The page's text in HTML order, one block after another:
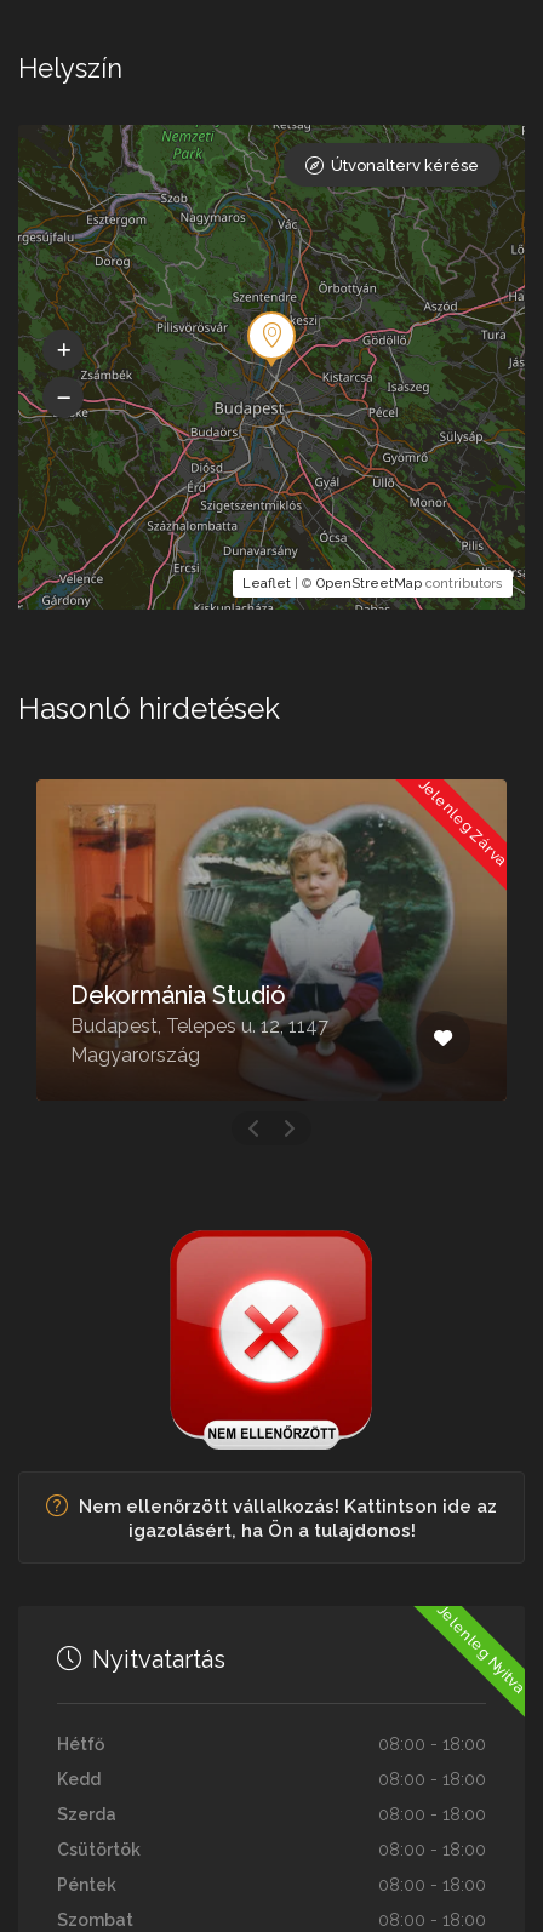
Helyszín
Leaflet | © OpenStreetMap contributors
Útvonalterv kérése
Hasonló hirdetések
Jelenleg Zárva
Dekormánia Studió
Budapest, Telepes u. 12, 1147
Magyarország
Nem ellenőrzött vállalkozás! Kattintson ide az
igazolásért, ha Ön a tulajdonos!
Jelenleg Nyitva
Nyitvatartás
Hétfő
08:00 - 18:00
Kedd
08:00 - 18:00
Szerda
08:00 - 18:00
Csütörtök
08:00 - 18:00
Péntek
08:00 - 18:00
Szombat
08:00 - 18:00